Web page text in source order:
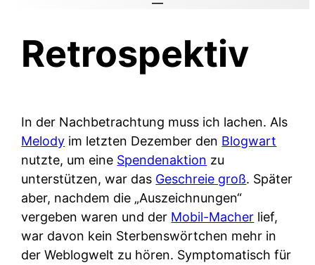
Retrospektiv
In der Nachbetrachtung muss ich lachen. Als
Melody im letzten Dezember den Blogwart
nutzte, um eine Spendenaktion zu
unterstützen, war das Geschreie groß. Später
aber, nachdem die „Auszeichnungen“
vergeben waren und der Mobil-Macher lief,
war davon kein Sterbenswörtchen mehr in
der Weblogwelt zu hören. Symptomatisch für